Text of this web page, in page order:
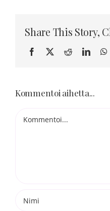
Share This Story,
Facebook
X Reddit
Kommentoi aihetta...